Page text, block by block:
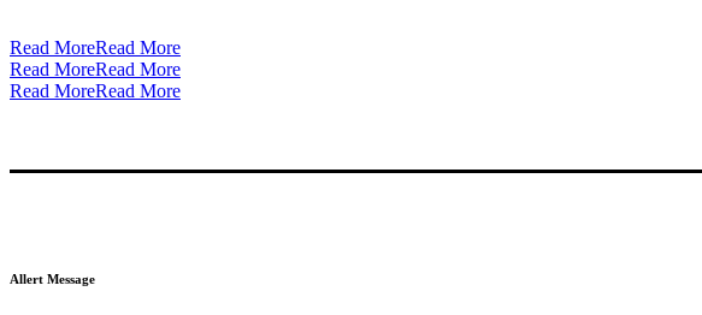
Read MoreRead More
Read MoreRead More
Read MoreRead More
Allert Message